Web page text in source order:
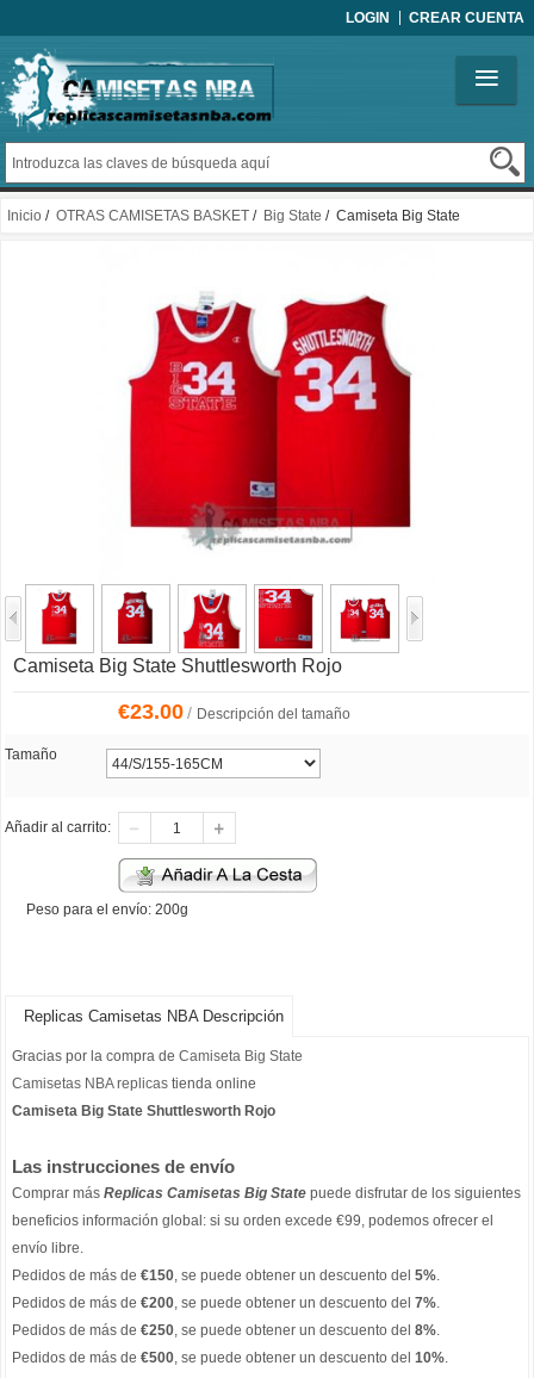
LOGIN CREAR CUENTA
Inicio / OTRAS CAMISETAS BASKET / Big State / Camiseta Big State
Camiseta Big State Shuttlesworth Rojo
€23.00/ Descripción del tamaño
Tamaño
Añadir al carrito:
Peso para el envío: 200g
Replicas Camisetas NBA Descripción
Gracias por la compra de Camiseta Big State
Camisetas NBA replicas tienda online
Camiseta Big State Shuttlesworth Rojo
Las instrucciones de envío
Comprar más Replicas Camisetas Big State puede disfrutar de los siguientes
beneficios información global: si su orden excede €99, podemos ofrecer el
envío libre.
Pedidos de más de €150, se puede obtener un descuento del 5%.
Pedidos de más de €200, se puede obtener un descuento del 7%.
Pedidos de más de €250, se puede obtener un descuento del 8%.
Pedidos de más de €500, se puede obtener un descuento del 10%.